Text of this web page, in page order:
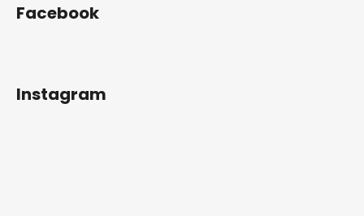
Facebook
Instagram